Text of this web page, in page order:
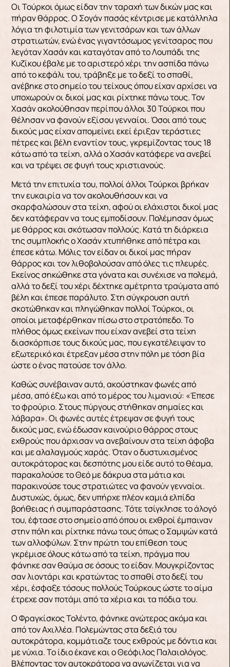
Οι Τούρκοι όμως είδαν την ταραχή των δικών μας και
πήραν θάρρος. Ο Σογάν πασάς κέντρισε με κατάλληλα
λόγια τη φιλοτιμία των γενιτσάρων και των άλλων
στρατιωτών, ενώ ένας γιγαντόσωμος γενίτσαρος που
λεγόταν Χασάν και καταγόταν από το Λουπάδι της
Κυζίκου έβα­λε με το αριστερό χέρι την ασπίδα πάνω
από το κεφάλι του, τράβηξε με το δεξί το σπαθί,
ανέβηκε στο σημείο του τείχους όπου είχαν αρχίσει να
υ­ποχωρούν οι δικοί μας και ρίχτηκε πάνω τους. Τον
Χασάν ακολούθησαν περίπου άλλοι 30 Τούρ­κοι που
θέλησαν να φανούν εξίσου γενναίοι. Όσοι από τους
δικούς μας είχαν απομείνει εκεί έριξαν τεράστιες
πέτρες και βέλη εναντίον τους, γκρεμί­ζοντας τους 18
κάτω από τα τείχη, αλλά ο Χασάν κατάφερε να ανεβεί
και να τρέψει σε φυγή τους χριστιανούς.
Μετά την επιτυχία του, πολλοί άλλοι Τούρκοι βρήκαν
την ευκαιρία να τον ακολουθή­σουν και να
σκαρφαλώσουν στα τείχη, αφού οι ελάχιστοι δικοί μας
δεν κατάφεραν να τους εμπο­δίσουν. Πολέμησαν όμως
με θάρρος και σκότωσαν πολλούς. Κατά τη διάρκεια
της συμπλοκής ο Χα­σάν χτυπήθηκε από πέτρα και
έπεσε κάτω. Μόλις τον είδαν οι δικοί μας πήραν
θάρρος και τον λιθοβολούσαν από όλες τις πλευρές.
Εκείνος σηκώ­θηκε στα γόνατα και συνέχισε να πολεμά,
αλλά το δεξί του χέρι δέχτηκε αμέτρητα τραύματα από
βέλη και έπεσε παράλυτο. Στη σύγκρουση αυτή
σκοτώθηκαν και πληγώθηκαν πολλοί Τούρκοι, οι
οποίοι μεταφέρθηκαν πίσω στο στρατόπεδο. Το
πλήθος όμως εκείνων που είχαν ανεβεί στα τείχη
διασκόρπισε τους δικούς μας, που εγκατέλειψαν το
εξωτερικό και έτρεξαν μέσα στην πόλη με τόση βία
ώστε ο ένας πατούσε τον άλλο.
Καθώς συνέ­βαιναν αυτά, ακούστηκαν φωνές από
μέσα, από έξω και από το μέρος του λιμανιού: «Έπεσε
το φρούριο. Στους πύργους στήθηκαν σημαίες και
λάβαρα». Οι φωνές αυτές έτρεψαν σε φυγή τους
δικούς μας, ενώ έδωσαν καινούριο θάρρος στους
εχθρούς που άρχισαν να ανεβαίνουν στα τείχη άφοβα
και με αλαλαγμούς χαράς. Όταν ο δυστυχισμένος
αυτοκράτορας και δε­σπότης μου είδε αυτό το θέαμα,
παρακαλούσε το Θεό με δάκρυα στα μάτια και
παρακινούσε τους στρατιώτες να φανούν γενναίοι.
Δυστυχώς, όμως, δεν υπήρχε πλέον καμιά ελπίδα
βοήθειας ή συ­μπαράστασης. Τότε τσίγκλησε το άλογό
του, έφτα­σε στο σημείο από όπου οι εχθροί έμπαιναν
στην πόλη και ρίχτηκε πάνω τους όπως ο Σαμψών κατά
των αλλοφύλων. Στην πρώτη του επίθεση τους
γκρέμισε όλους κάτω από τα τείχη, πράγμα που
φάνηκε σαν θαύμα σε όσους το είδαν. Μουγκρί­ζοντας
σαν λιοντάρι και κρατώντας το σπαθί στο δεξί του
χέρι, έσφαξε τόσους πολλούς Τούρκους ώστε το αίμα
έτρεχε σαν ποτάμι από τα χέρια και τα πόδια του.
Ο Φραγκίσκος Τολέντο, φάνηκε ανώτερος ακόμα και
από τον Αχιλλέα. Πολεμώντας στα δεξιά του
αυτοκράτορα, κομμάτιαζε τους εχθρούς με δόντια και
με νύχια. Το ίδιο έκανε και ο Θεόφιλος Παλαιολόγος.
Βλέποντας τον αυτοκράτορα να αγω­νίζεται για να